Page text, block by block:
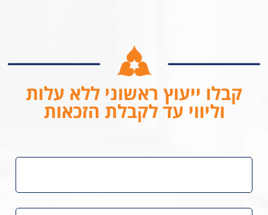
קבלו ייעוץ ראשוני ללא עלות
וליווי עד לקבלת הזכאות